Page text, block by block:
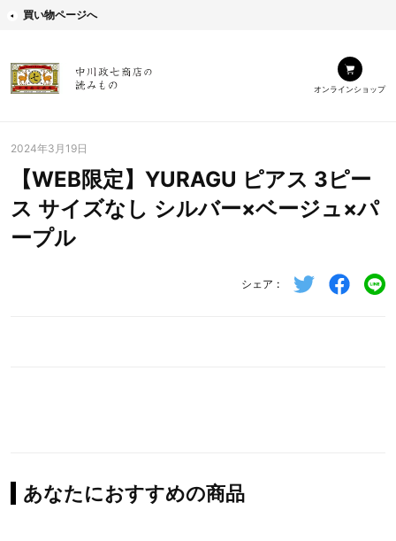
買い物ページへ
オンラインショップ
2024年3月19日
【WEB限定】YURAGU ピアス 3ピー
ス サイズなし シルバー×ベージュ×パ
ープル
シェア
あなたにおすすめの商品